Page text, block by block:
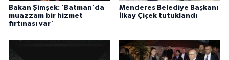
Bakan Şimşek: 'Batman'da
muazzam bir hizmet
fırtınası var'
Menderes Belediye Başkanı
İlkay Çiçek tutuklandı